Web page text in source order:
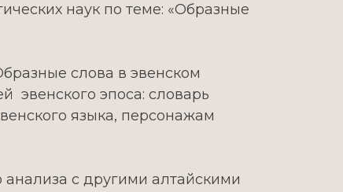
наук по теме: «Образные
слова в эвенском
эвенского эпоса: словарь
языка, персонажам
анализа с другими алтайскими